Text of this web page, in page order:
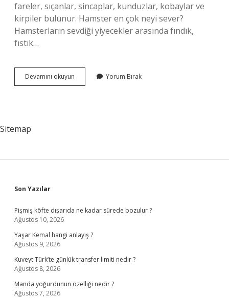
fareler, sıçanlar, sincaplar, kunduzlar, kobaylar ve
kirpiler bulunur. Hamster en çok neyi sever?
Hamsterların sevdiği yiyecekler arasında fındık,
fıstık…
Devamını okuyun Kemirgenler
Et
Yorum Bırak
Sitemap
Sidebar
Son Yazılar
Pişmiş köfte dışarıda ne kadar sürede bozulur ?
Ağustos 10, 2026
Yaşar Kemal hangi anlayış ?
Ağustos 9, 2026
Kuveyt Türk’te günlük transfer limiti nedir ?
Ağustos 8, 2026
Manda yoğurdunun özelliği nedir ?
Ağustos 7, 2026